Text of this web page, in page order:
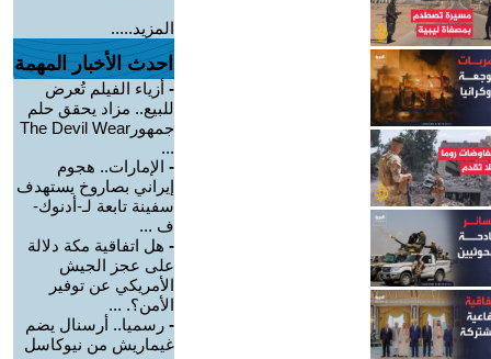
المزيد.....
احدث الأخبار المهمة
- أزياء الفيلم تُعرض
للبيع.. مزاد يحقق حلم
جمهورThe Devil Wear
...
- الإمارات.. هجوم
إيراني بصاروخ يستهدف
سفينة تابعة لـ-أدنوك-
ف ...
- هل اتفاقية مكة دلالة
على عجز الجيش
الأمريكي عن توفير
الأمن؟. ...
- رسميا.. أرسنال يضم
غيماريش من نيوكاسل